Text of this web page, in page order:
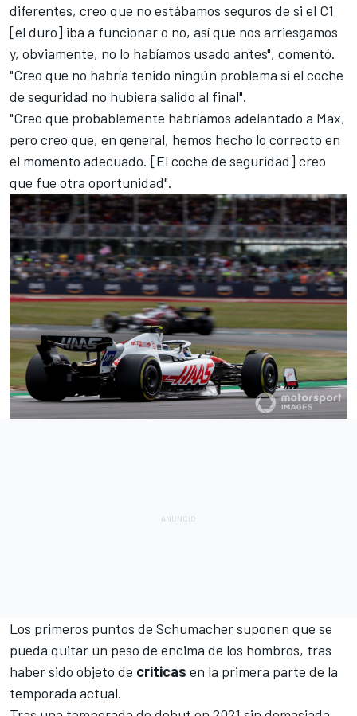
diferentes, creo que no estábamos seguros de si el C1
[el duro] iba a funcionar o no, así que nos arriesgamos
y, obviamente, no lo habíamos usado antes", comentó.
"Creo que no habría tenido ningún problema si el coche
de seguridad no hubiera salido al final".
"Creo que probablemente habríamos adelantado a Max,
pero creo que, en general, hemos hecho lo correcto en
el momento adecuado. [El coche de seguridad] creo
que fue otra oportunidad".
Los primeros puntos de Schumacher suponen que se
pueda quitar un peso de encima de los hombros, tras
haber sido objeto de críticas en la primera parte de la
temporada actual.